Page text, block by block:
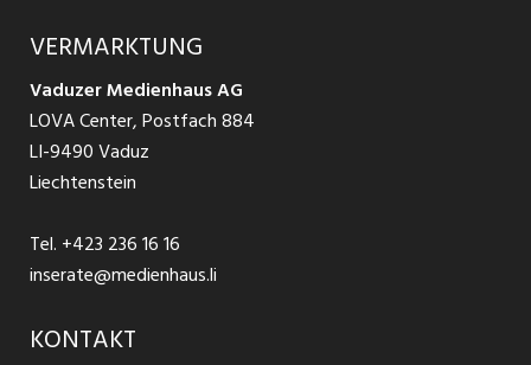
Jobs in St. Gallen
Jobs in Glarus
Jobs in der Südostschweiz
Temporär Jobs
Teilzeit Jobs
Schnittstelle
Ratgeber Bewerbung / Rekrutierung
AGB
Datenschutzbestimmungen
Nutzungsbedingungen
Impressum
VERMARKTUNG
Vaduzer Medienhaus AG
LOVA Center, Postfach 884
LI-9490 Vaduz
Liechtenstein
Tel. +423 236 16 16
inserate@medienhaus.li
KONTAKT